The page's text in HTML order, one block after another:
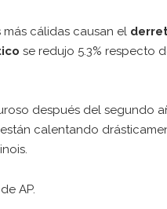
cálidas causan el
se redujo 5.3% respecto
después del segundo
calentando
AP.